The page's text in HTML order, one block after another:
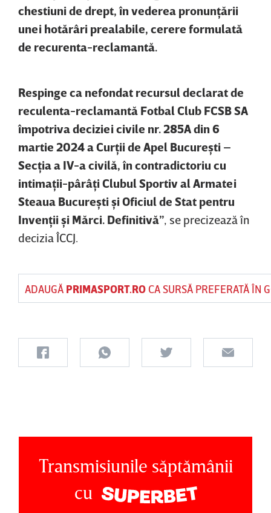
chestiuni de drept, în vederea pronunţării
unei hotărâri prealabile, cerere formulată
de recurenta-reclamantă.
Respinge ca nefondat recursul declarat de
reculenta-reclamantă Fotbal Club FCSB SA
împotriva deciziei civile nr. 285A din 6
martie 2024 a Curţii de Apel Bucureşti –
Secţia a IV-a civilă, în contradictoriu cu
intimaţii-pârâţi Clubul Sportiv al Armatei
Steaua Bucureşti şi Oficiul de Stat pentru
Invenţii şi Mărci. Definitivă”, se precizează în
decizia ÎCCJ.
ADAUGĂ PRIMASPORT.ROCA SURSĂ PREFERATĂ ÎN
Transmisiunile săptămânii
cu